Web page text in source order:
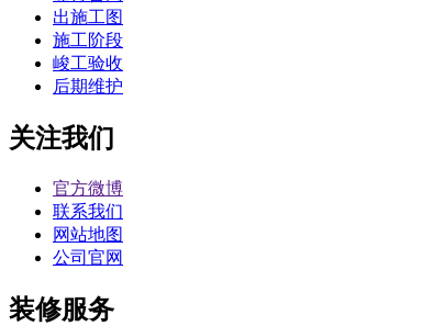
出施工图
施工阶段
峻工验收
后期维护
关注我们
官方微博
联系我们
网站地图
公司官网
装修服务